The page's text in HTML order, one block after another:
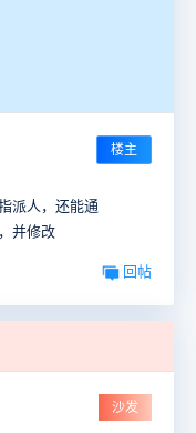
楼主
派人，还能通
并修改
回帖
沙发